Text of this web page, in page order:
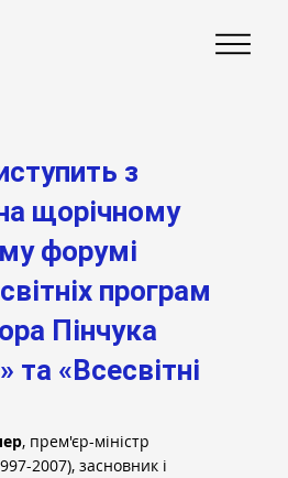
з
щорічному
форумі
програм
Пінчука
та «Всесвітні
, прем'єр-міністр
2007), засновник і